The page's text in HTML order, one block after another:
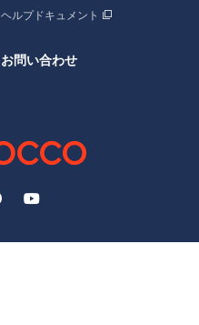
ヘルプドキュメント
お問い合わせ